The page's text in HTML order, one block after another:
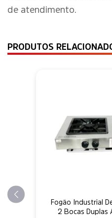
de atendimento.
PRODUTOS
Fogão Industrial
2 Bocas Duplas